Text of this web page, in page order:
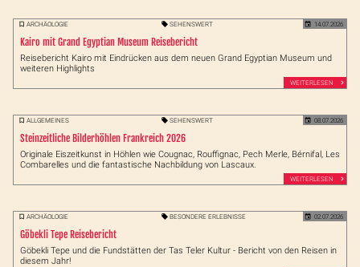
ARCHÄOLOGIE SEHENSWERT 14.07.2026
Kairo mit Grand Egyptian Museum Reisebericht
Reisebericht Kairo mit Eindrücken aus dem neuen Grand Egyptian Museum und
weiteren Highlights
WEITERLESEN
ALLGEMEINES SEHENSWERT 08.07.2026
Steinzeitliche Bilderhöhlen Frankreich 2026
Originale Eiszeitkunst in Höhlen wie Cougnac, Rouffignac, Pech Merle, Bérnifal, Les
Combarelles und die fantastische Nachbildung von Lascaux.
WEITERLESEN
ARCHÄOLOGIE BESONDERE ERLEBNISSE 02.07.2026
Göbekli Tepe Reisebericht
Göbekli Tepe und die Fundstätten der Tas Teler Kultur - Bericht von den Reisen in
diesem Jahr!